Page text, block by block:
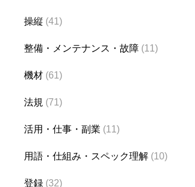
操縦 (41)
整備・メンテナンス・故障 (11)
機材 (61)
法規 (71)
活用・仕事・副業 (11)
用語・仕組み・スペック理解 (10)
登録 (32)